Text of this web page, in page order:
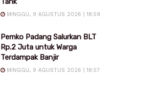
MINGGU, 9 AGUSTUS 2026 | 18:59
Pemko Padang Salurkan BLT
Rp.2 Juta untuk Warga
Terdampak Banjir
MINGGU, 9 AGUSTUS 2026 | 18:57